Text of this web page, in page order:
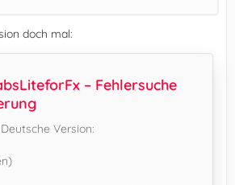
doch mal:
– Fehlersuche
Version: